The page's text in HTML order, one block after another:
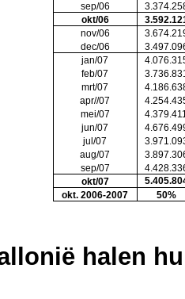
sep/06
okt/06
nov/06
dec/06
jan/07
feb/07
mrt/07
apr//07
mei/07
jun/07
jul/07
aug/07
sep/07
okt/07
okt. 2006-2007
50%
halen